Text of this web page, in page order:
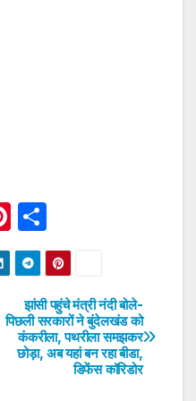
Pi
nt
er
e
st
h
ar
e
झांसी पहुंचे मंत्री नंदी बोले-
पिछली सरकारों ने बुंदेलखंड को
कंकरीला, पथरीला समझकर
छोड़ा, अब यहां बन रहा बीडा,
डिफेंस कॉरिडोर